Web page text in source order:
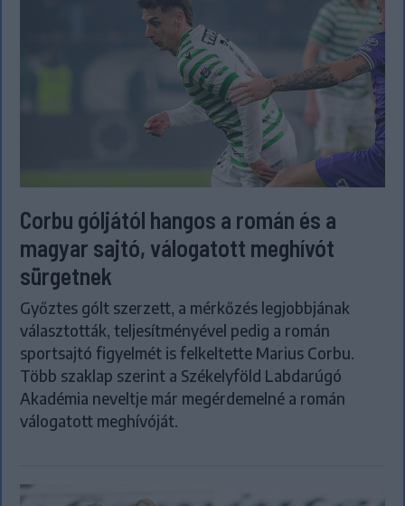
Corbu góljától hangos a román és a
magyar sajtó, válogatott meghívót
sürgetnek
Győztes gólt szerzett, a mérkőzés legjobbjának
választották, teljesítményével pedig a román
sportsajtó figyelmét is felkeltette Marius Corbu.
Több szaklap szerint a Székelyföld Labdarúgó
Akadémia neveltje már megérdemelné a román
válogatott meghívóját.